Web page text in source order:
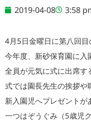
2019-04-08 3:58
4月5日金曜日に第八回目
今年度、新砂保育園に入
全員が元気に式に出席す
式では園長先生の挨拶や
新入園児へプレゼントが
一つはぞうぐみ（5歳児